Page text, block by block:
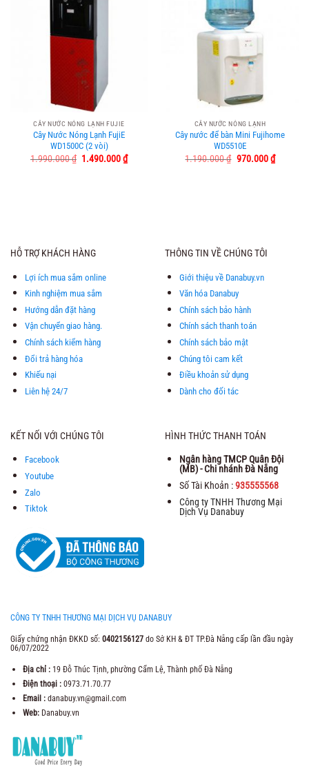
CÂY NƯỚC NÓNG LẠNH FUJIE
Cây Nước Nóng Lạnh FujiE
WD1500C (2 vòi)
1.990.000₫ Giá
1.490.000₫Giá
hiện
CÂY NƯỚC NÓNG LẠNH
Cây nước để bàn Mini Fujihome
WD5510E
1.190.000₫ Giá
970.000₫Giá
hiện
HỖ TRỢ KHÁCH HÀNG
Lợi ích mua sắm online
Kinh nghiệm mua sắm
Hướng dẫn đặt hàng
Vận chuyển giao hàng.
Chính sách kiểm hàng
Đổi trả hàng hóa
Khiếu nại
Liên hệ 24/7
THÔNG TIN VỀ CHÚNG TÔI
Giới thiệu về Danabuy.vn
Văn hóa Danabuy
Chính sách bảo hành
Chính sách thanh toán
Chính sách bảo mật
Chúng tôi cam kết
Điều khoản sử dụng
Dành cho đối tác
KẾT NỐI VỚI CHÚNG TÔI
Facebook
Youtube
Zalo
Tiktok
HÌNH THỨC THANH TOÁN
Ngân hàng TMCP Quân Đội
(MB) - Chi nhánh Đà Nẵng
Số Tài Khoản :935555568
Công ty TNHH Thương Mại
Dịch Vụ Danabuy
CÔNG TY TNHH THƯƠNG MẠI DỊCH VỤ DANABUY
Giấy chứng nhận ĐKKD số: 0402156127 do Sở KH & ĐT TP.Đà Nẵng cấp lần đầu ngày
06/07/2022
Địa chỉ :19 Đỗ Thúc Tịnh, phường Cẩm Lệ, Thành phố Đà Nẵng
Điện thoại :0973.71.70.77
Email : danabuy.vn@gmail.com
Web: Danabuy.vn